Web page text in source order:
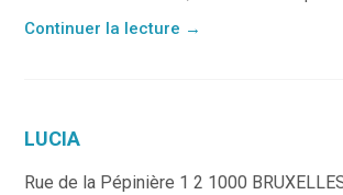
Continuer la lecture →
LUCIA
Rue de la Pépinière 1 2 1000